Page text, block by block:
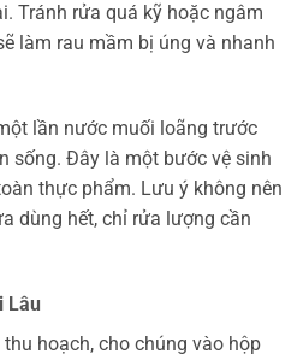
Tránh rửa quá kỹ hoặc ngâm
làm rau mầm bị úng và nhanh
lần nước muối loãng trước
sống. Đây là một bước vệ sinh
thực phẩm. Lưu ý không nên
dùng hết, chỉ rửa lượng cần
Lâu
hoạch, cho chúng vào hộp